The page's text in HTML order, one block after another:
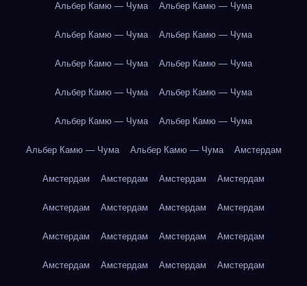
Альбер Камю — Чума Альбер Камю — Чума
Альбер Камю — Чума Альбер Камю — Чума
Альбер Камю — Чума Альбер Камю — Чума
Альбер Камю — Чума Альбер Камю — Чума
Альбер Камю — Чума Альбер Камю — Чума
Альбер Камю — Чума Альбер Камю — Чума Амстердам
Амстердам Амстердам Амстердам Амстердам
Амстердам Амстердам Амстердам Амстердам
Амстердам Амстердам Амстердам Амстердам
Амстердам Амстердам Амстердам Амстердам